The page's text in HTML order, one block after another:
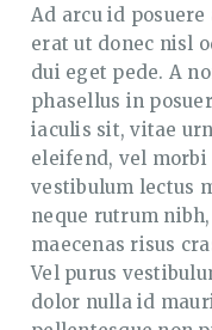
Ad arcu id
erat ut donec nisl
dui eget pede. A
phasellus in
iaculis sit, vitae
eleifend, vel morbi
vestibulum lectus
neque rutrum
maecenas risus
Vel purus
dolor nulla id